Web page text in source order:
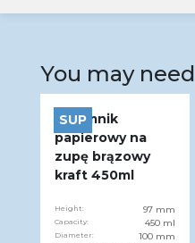
You may need
SUP
Pojemnik
papierowy na
zupę brązowy
kraft 450ml
Height: 97 mm
Capacity: 450 ml
Diameter: 100 mm